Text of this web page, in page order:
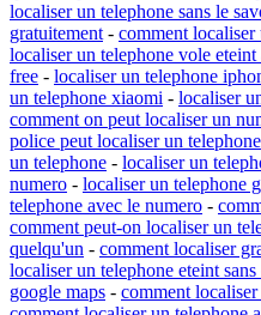
localiser un telephone sans le
gratuitement - comment localiser
localiser un telephone vole eteint
free - localiser un telephone
un telephone xiaomi - localiser
comment on peut localiser un
police peut localiser un telephone
un telephone - localiser un
numero - localiser un telephone
telephone avec le numero -
comment peut-on localiser un
quelqu'un - comment localiser
localiser un telephone eteint sans
google maps - comment